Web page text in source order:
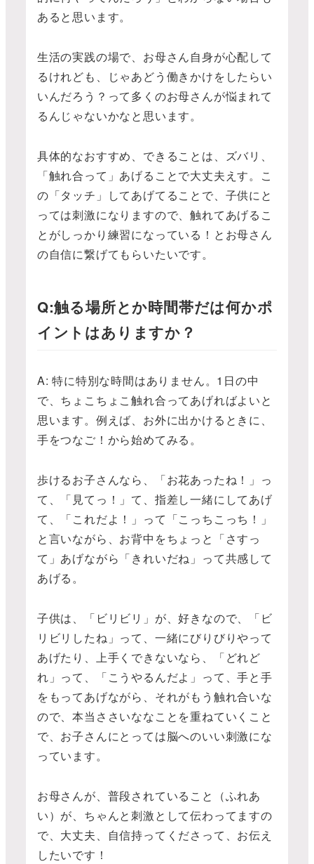
あると思います。
生活の実践の場で、お母さん自身が心配して
るけれども、じゃあどう働きかけをしたらい
いんだろう？って多くのお母さんが悩まれて
るんじゃないかなと思います。
具体的なおすすめ、できることは、ズバリ、
「触れ合って」あげることで大丈夫えす。こ
の「タッチ」してあげてることで、子供にと
っては刺激になりますので、触れてあげるこ
とがしっかり練習になっている！とお母さん
の自信に繋げてもらいたいです。
Q:触る場所とか時間帯だは何かポ
イントはありますか？
A: 特に特別な時間はありません。1日の中
で、ちょこちょこ触れ合ってあげればよいと
思います。例えば、お外に出かけるときに、
手をつなご！から始めてみる。
歩けるお子さんなら、「お花あったね！」っ
て、「見てっ！」て、指差し一緒にしてあげ
て、「これだよ！」って「こっちこっち！」
と言いながら、お背中をちょっと「さすっ
て」あげながら「きれいだね」って共感して
あげる。
子供は、「ビリビリ」が、好きなので、「ビ
リビリしたね」って、一緒にびりびりやって
あげたり、上手くできないなら、「どれど
れ」って、「こうやるんだよ」って、手と手
をもってあげながら、それがもう触れ合いな
ので、本当ささいななことを重ねていくこと
で、お子さんにとっては脳へのいい刺激にな
っています。
お母さんが、普段されていること（ふれあ
い）が、ちゃんと刺激として伝わってますの
で、大丈夫、自信持ってくださって、お伝え
したいです！